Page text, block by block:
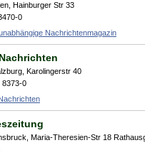
Hainburger Str 33
0
Nachrichtenmagazin
Karolingerstr 40
8373-0
Maria-Theresien-Str 18